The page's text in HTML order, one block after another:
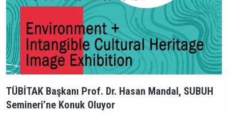
TÜBİTAK Başkanı Prof. Dr. Hasan Mandal, SUBUH
Semineri’ne Konuk Oluyor